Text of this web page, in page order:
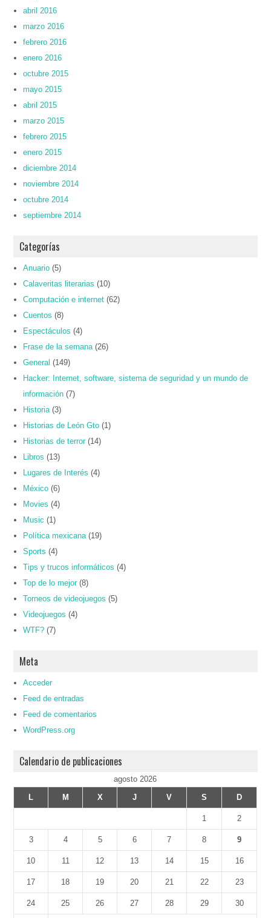
abril 2016
marzo 2016
febrero 2016
enero 2016
octubre 2015
mayo 2015
abril 2015
marzo 2015
febrero 2015
enero 2015
diciembre 2014
noviembre 2014
octubre 2014
septiembre 2014
Categorías
Anuario (5)
Calaveritas literarias (10)
Computación e internet (62)
Cuentos (8)
Espectáculos (4)
Frase de la semana (26)
General (149)
Hacker: Internet, software, sistema de seguridad y un mundo de
información (7)
Historia (3)
Historias de León Gto (1)
Historias de terror (14)
Libros (13)
Lugares de Interés (4)
México (6)
Movies (4)
Music (1)
Política mexicana (19)
Sports (4)
Tips y trucos informáticos (4)
Top de lo mejor (8)
Torneos de videojuegos (5)
Videojuegos (4)
WTF? (7)
Meta
Acceder
Feed de entradas
Feed de comentarios
WordPress.org
Calendario de publicaciones
agosto 2026
L
M X J V S D
1 2
3 4 5 6 7 8 9
10 11 12 13 14 15 16
17 18 19 20 21 22 23
24 25 26 27 28 29 30